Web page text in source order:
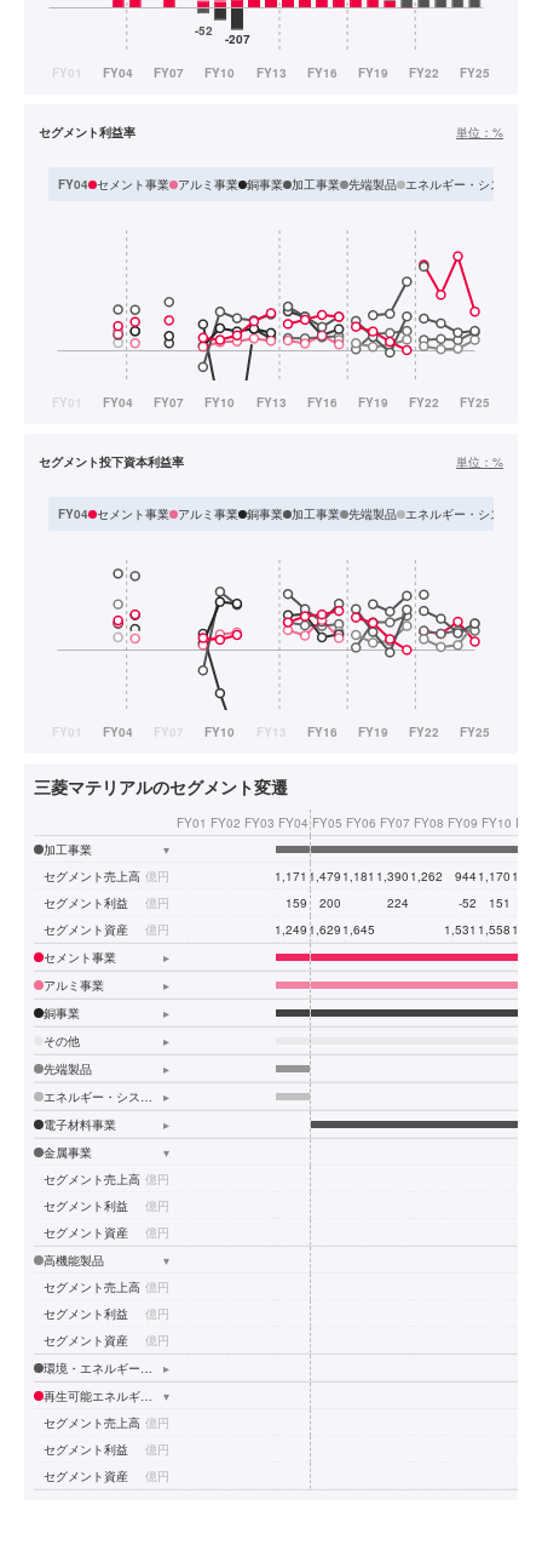
セグメント利益率 単位： %
FY04 セメント事業 アルミ事業 銅事業 加工事業 先端製品 エネルギー・システム
セグメント投下資本利益率 単位： %
FY04 セメント事業 アルミ事業 銅事業 加工事業 先端製品 エネルギー・システム
三菱マテリアルのセグメント変遷
FY01 FY02 FY03 FY04 FY05 FY06 FY07 FY08 FY09 FY10
加工事業
▾
セグメント売上高 億円 1,171 1,479 1,181 1,390 1,262 9441,170
セグメント利益
億円 159 200 224 -52 151
セグメント資産
億円 1,249 1,629 1,645 1,531 1,558
セメント事業
▸
アルミ事業
▸
銅事業
▸
その他
▸
先端製品
▸
▸
電子材料事業
▸
金属事業
▾
セグメント売上高 億円
セグメント利益
億円
セグメント資産
億円
高機能製品
▾
セグメント売上高 億円
セグメント利益
億円
セグメント資産
億円
▸
▾
セグメント売上高 億円
セグメント利益
億円
セグメント資産
億円